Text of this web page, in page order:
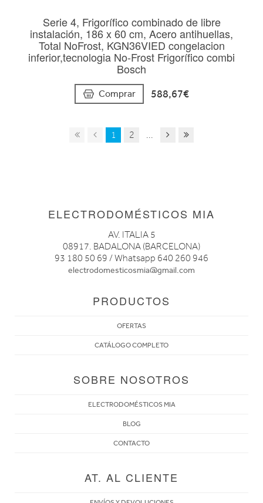
Serie 4, Frigorífico combinado de libre
instalación, 186 x 60 cm, Acero antihuellas,
Total NoFrost, KGN36VIED congelacion
inferior,tecnologia No-Frost Frigorífico combi
Bosch
Comprar 588,67€
1 2 ...
ELECTRODOMÉSTICOS MIA
AV. ITALIA 5
08917. BADALONA (BARCELONA)
93 180 50 69 / Whatsapp 640 260 946
electrodomesticosmia@gmail.com
PRODUCTOS
OFERTAS
CATÁLOGO COMPLETO
SOBRE NOSOTROS
ELECTRODOMÉSTICOS MIA
BLOG
CONTACTO
AT. AL CLIENTE